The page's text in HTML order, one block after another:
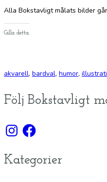
Alla Bokstavligt målats bilder
Gilla detta:
akvarell, bardval, humor,
Följ Bokstavligt
InstagramFacebook
Kategorier